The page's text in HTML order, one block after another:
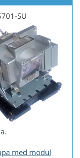
SU
med modul